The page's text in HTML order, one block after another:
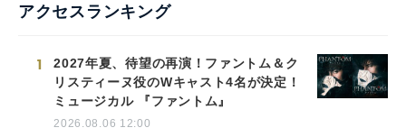
アクセスランキング
1
2027年夏、待望の再演！ファントム＆ク
リスティーヌ役のWキャスト4名が決定！
ミュージカル 『ファントム』
2026.08.06 12:00